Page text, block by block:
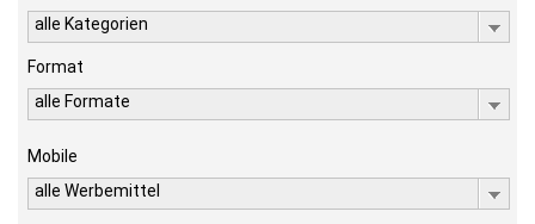
alle Kategorien
Format
alle Formate
Mobile
alle Werbemittel